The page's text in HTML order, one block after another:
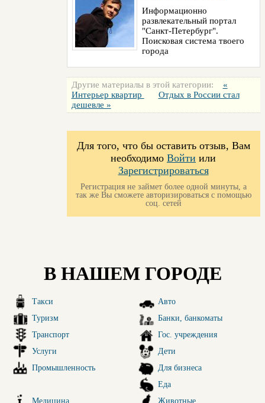
Информационно
развлекательный портал
"Санкт-Петербург".
Поисковая система твоего
города
Другие материалы в этой категории:
«
Интерьер квартир
Отдых в России стал
дешевле »
Для того, что бы оставить отзыв, Вам
необходимоВойти или
Зарегистрироваться
Регистрация не займет более одной минуты, а
так же Вы сможете авторизироваться с помощью
соц. сетей
В НАШЕМ ГОРОДЕ
Такси
Туризм
Транспорт
Услуги
Промышленность
Авто
Банки, банкоматы
Гос. учреждения
Дети
Для бизнеса
Еда
Медицина
Животные